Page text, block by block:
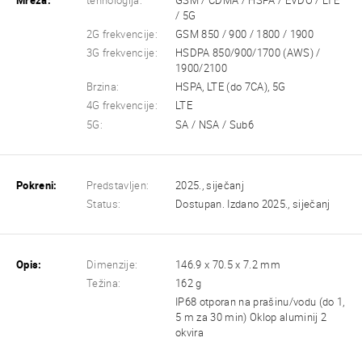
/ 5G
2G frekvencije:
GSM 850 / 900 / 1800 / 1900
3G frekvencije:
HSDPA 850/900/1700 (AWS) /
1900/2100
Brzina:
HSPA, LTE (do 7CA), 5G
4G frekvencije:
LTE
5G:
SA / NSA / Sub6
Pokreni: Predstavljen:
2025., siječanj
Status:
Dostupan. Izdano 2025., siječanj
Opis: Dimenzije:
146.9 x 70.5 x 7.2 mm
Težina:
162 g
IP68 otporan na prašinu/vodu (do 1,
5 m za 30 min) Oklop aluminij 2
okvira